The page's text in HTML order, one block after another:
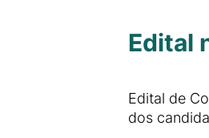
Edital
Edital de
dos